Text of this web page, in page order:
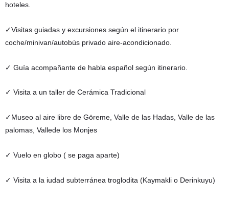
hoteles.
✓Visitas guiadas y excursiones según el itinerario por
coche/minivan/autobús privado aire-acondicionado.
✓ Guía acompañante de habla español según itinerario.
✓ Visita a un taller de Cerámica Tradicional
✓Museo al aire libre de Göreme, Valle de las Hadas, Valle de las
palomas, Vallede los Monjes
✓ Vuelo en globo ( se paga aparte)
✓ Visita a la iudad subterránea troglodita (Kaymakli o Derinkuyu)